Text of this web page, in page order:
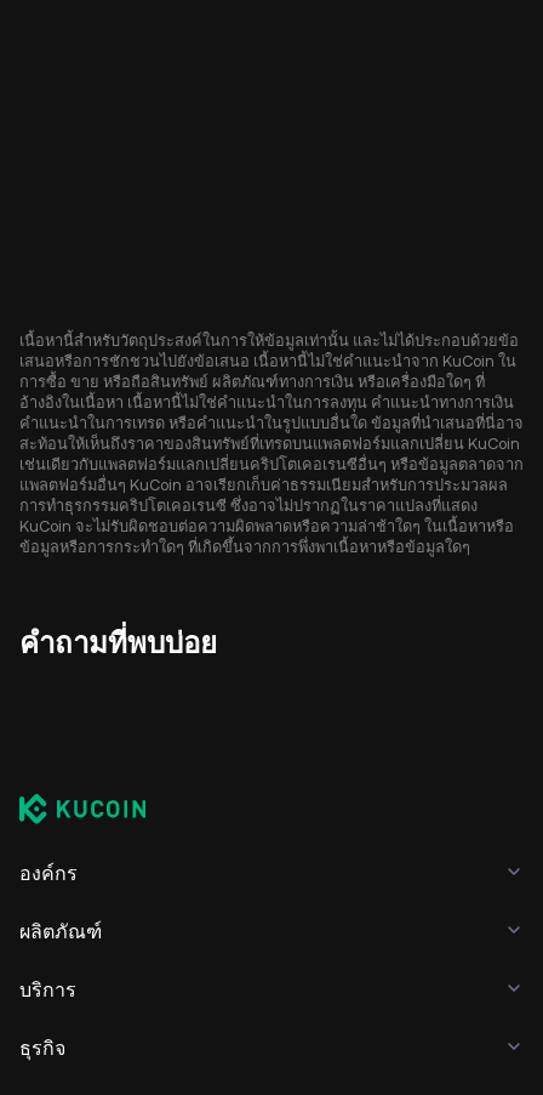
เนื้อหานี้สำหรับวัตถุประสงค์ในการให้ข้อมูลเท่านั้น และไม่ได้ประกอบด้วยข้อ
เสนอหรือการชักชวนไปยังข้อเสนอ เนื้อหานี้ไม่ใช่คำแนะนำจาก KuCoin ใน
การซื้อ ขาย หรือถือสินทรัพย์ ผลิตภัณฑ์ทางการเงิน หรือเครื่องมือใดๆ ที่
อ้างอิงในเนื้อหา เนื้อหานี้ไม่ใช่คำแนะนำในการลงทุน คำแนะนำทางการเงิน
คำแนะนำในการเทรด หรือคำแนะนำในรูปแบบอื่นใด ข้อมูลที่นำเสนอที่นี่อาจ
สะท้อนให้เห็นถึงราคาของสินทรัพย์ที่เทรดบนแพลตฟอร์มแลกเปลี่ยน KuCoin
เช่นเดียวกับแพลตฟอร์มแลกเปลี่ยนคริปโตเคอเรนซีอื่นๆ หรือข้อมูลตลาดจาก
แพลตฟอร์มอื่นๆ KuCoin อาจเรียกเก็บค่าธรรมเนียมสำหรับการประมวลผล
การทำธุรกรรมคริปโตเคอเรนซี ซึ่งอาจไม่ปรากฏในราคาแปลงที่แสดง
KuCoin จะไม่รับผิดชอบต่อความผิดพลาดหรือความล่าช้าใดๆ ในเนื้อหาหรือ
ข้อมูลหรือการกระทำใดๆ ที่เกิดขึ้นจากการพึ่งพาเนื้อหาหรือข้อมูลใดๆ
คำถามที่พบบ่อย
องค์กร
ผลิตภัณฑ์
บริการ
ธุรกิจ